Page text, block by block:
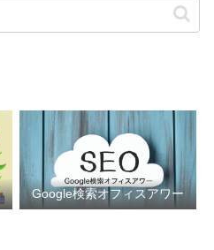
Google検索オフィスアワー